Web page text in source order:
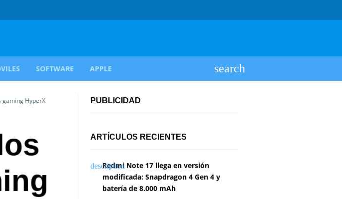
SOFTWARE APPLE
gaming HyperX
PUBLICIDAD
ARTÍCULOS RECIENTES
Redmi Note 17 llega en versión
modificada: Snapdragon 4 Gen 4 y
batería de 8.000 mAh